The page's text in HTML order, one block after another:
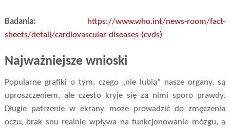
Badania:
https://www.who.int/news-room/fact-
sheets/detail/cardiovascular-diseases-(cvds)
Najważniejsze wnioski
Popularne grafiki o tym, czego „nie lubią” nasze organy, są
uproszczeniem, ale często kryje się za nimi sporo prawdy.
Długie patrzenie w ekrany może prowadzić do zmęczenia
oczu, brak snu realnie wpływa na funkcjonowanie mózgu, a